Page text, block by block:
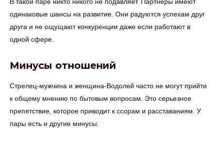
одинаковые шансы на развитие. Они радуются успехам друг
друга и не ощущают конкуренции даже если работают в
одной сфере.
Минусы отношений
Стрелец-мужчина и женщина-Водолей часто не могут прийти
к общему мнению по бытовым вопросам. Это серьезное
препятствие, которое приводит к ссорам и расставаниям. У
пары есть и другие минусы: